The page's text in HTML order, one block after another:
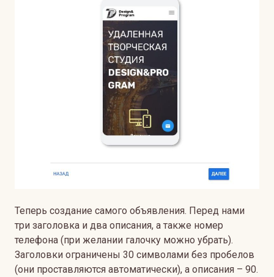
Теперь создание самого объявления. Перед нами
три заголовка и два описания, а также номер
телефона (при желании галочку можно убрать).
Заголовки ограничены 30 символами без пробелов
(они проставляются автоматически), а описания – 90.